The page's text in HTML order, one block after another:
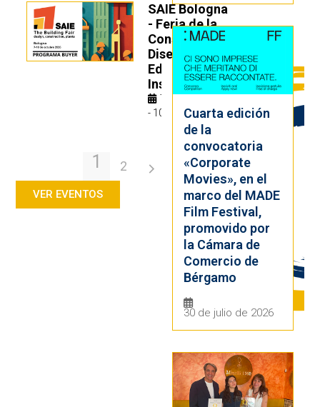
SAIE Bologna
- Feria de la
Construcción,
Diseño,
Edificación e
Instalaciones
7 octubre 2026
- 10 octubre 2026
1 2
VER EVENTOS
Cuarta edición
de la
convocatoria
«Corporate
Movies», en el
marco del MADE
Film Festival,
promovido por
la Cámara de
Comercio de
Bérgamo
30 de julio de 2026